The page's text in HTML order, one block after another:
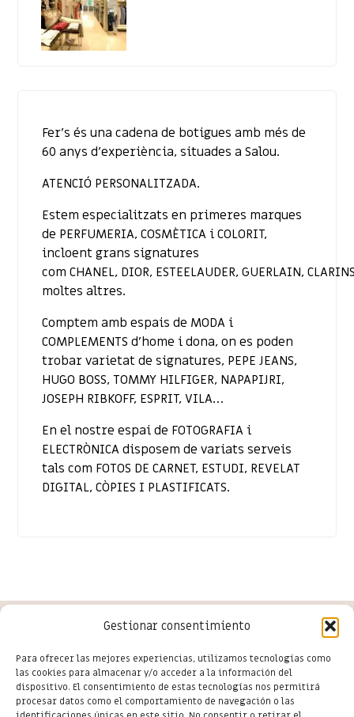
Gestionar consentimiento
Para ofrecer las mejores experiencias, utilizamos tecnologías como
las cookies para almacenar y/o acceder a la información del
dispositivo. El consentimiento de estas tecnologías nos permitirá
procesar datos como el comportamiento de navegación o las
Fer’s és una cadena de botigues amb més de
60 anys d’experiència, situades a Salou.
ATENCIÓ PERSONALITZADA.
Estem especialitzats en primeres marques
de PERFUMERIA, COSMÈTICA i COLORIT,
incloent grans signatures
com CHANEL, DIOR, ESTEELAUDER, GUERLAIN,
moltes altres.
Comptem amb espais de MODA i
COMPLEMENTS d’home i dona, on es poden
trobar varietat de signatures, PEPE JEANS,
HUGO BOSS, TOMMY HILFIGER, NAPAPIJRI,
JOSEPH RIBKOFF, ESPRIT, VILA…
En el nostre espai de FOTOGRAFIA i
ELECTRÒNICA disposem de variats serveis
tals com FOTOS DE CARNET, ESTUDI, REVELAT
DIGITAL, CÒPIES I PLASTIFICATS.
Conoce las últimas novedades
del comercio en Salou